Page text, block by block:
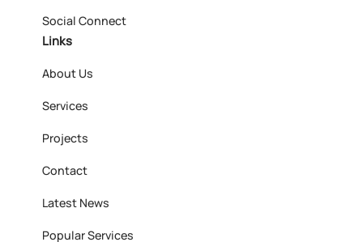
Social Connect
Links
About Us
Services
Projects
Contact
Latest News
Popular Services